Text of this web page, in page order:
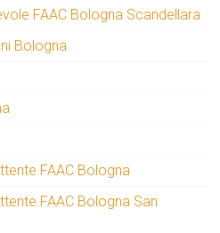
FAAC Bologna Scandellara
Bologna
FAAC Bologna
FAAC Bologna San